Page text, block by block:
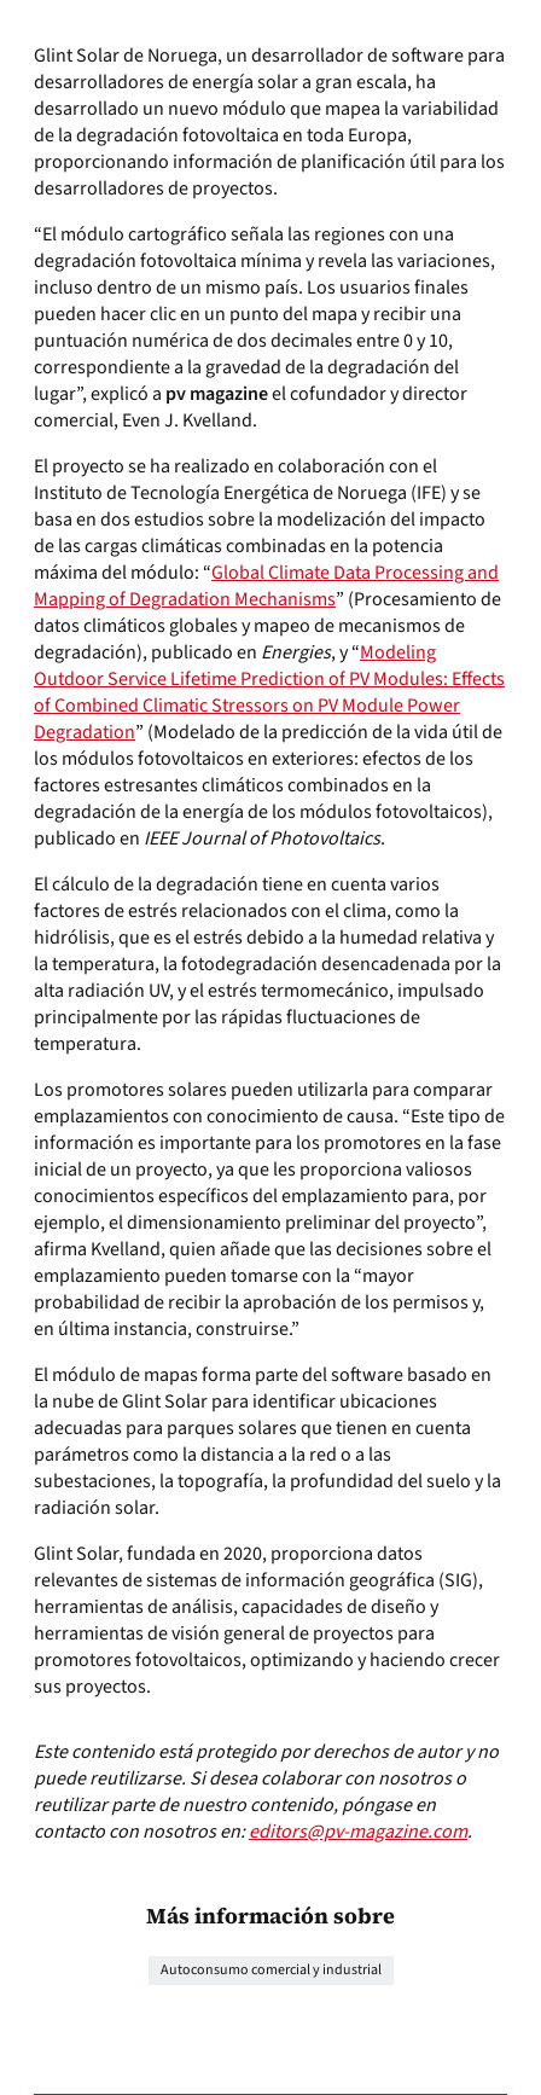
Glint Solar de Noruega, un desarrollador de software para
desarrolladores de energía solar a gran escala, ha
desarrollado un nuevo módulo que mapea la variabilidad
de la degradación fotovoltaica en toda Europa,
proporcionando información de planificación útil para los
desarrolladores de proyectos.
“El módulo cartográfico señala las regiones con una
degradación fotovoltaica mínima y revela las variaciones,
incluso dentro de un mismo país. Los usuarios finales
pueden hacer clic en un punto del mapa y recibir una
puntuación numérica de dos decimales entre 0 y 10,
correspondiente a la gravedad de la degradación del
lugar”, explicó a pv magazineel cofundador y director
comercial, Even J. Kvelland.
El proyecto se ha realizado en colaboración con el
Instituto de Tecnología Energética de Noruega (IFE) y se
basa en dos estudios sobre la modelización del impacto
de las cargas climáticas combinadas en la potencia
máxima del módulo: “Global Climate Data Processing and
Mapping of Degradation Mechanisms” (Procesamiento de
datos climáticos globales y mapeo de mecanismos de
degradación), publicado en Energies, y “Modeling
Outdoor Service Lifetime Prediction of PV Modules: Effects
of Combined Climatic Stressors on PV Module Power
Degradation” (Modelado de la predicción de la vida útil de
los módulos fotovoltaicos en exteriores: efectos de los
factores estresantes climáticos combinados en la
degradación de la energía de los módulos fotovoltaicos),
publicado en IEEE Journal of Photovoltaics.
El cálculo de la degradación tiene en cuenta varios
factores de estrés relacionados con el clima, como la
hidrólisis, que es el estrés debido a la humedad relativa y
la temperatura, la fotodegradación desencadenada por la
alta radiación UV, y el estrés termomecánico, impulsado
principalmente por las rápidas fluctuaciones de
temperatura.
Los promotores solares pueden utilizarla para comparar
emplazamientos con conocimiento de causa. “Este tipo de
información es importante para los promotores en la fase
inicial de un proyecto, ya que les proporciona valiosos
conocimientos específicos del emplazamiento para, por
ejemplo, el dimensionamiento preliminar del proyecto”,
afirma Kvelland, quien añade que las decisiones sobre el
emplazamiento pueden tomarse con la “mayor
probabilidad de recibir la aprobación de los permisos y,
en última instancia, construirse.”
El módulo de mapas forma parte del software basado en
la nube de Glint Solar para identificar ubicaciones
adecuadas para parques solares que tienen en cuenta
parámetros como la distancia a la red o a las
subestaciones, la topografía, la profundidad del suelo y la
radiación solar.
Glint Solar, fundada en 2020, proporciona datos
relevantes de sistemas de información geográfica (SIG),
herramientas de análisis, capacidades de diseño y
herramientas de visión general de proyectos para
promotores fotovoltaicos, optimizando y haciendo crecer
sus proyectos.
Este contenido está protegido por derechos de autor y no
puede reutilizarse. Si desea colaborar con nosotros o
reutilizar parte de nuestro contenido, póngase en
contacto con nosotros en:editors@pv-magazine.com.
Más información sobre
Autoconsumo comercial y industrial